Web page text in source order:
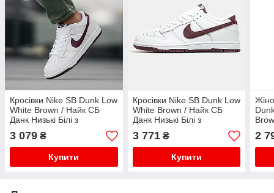
Кросівки Nike SB Dunk Low
White Brown / Найк СБ
Данк Низькі Білі з
Коричневим
3 079 ₴
Купити
Кросівки Nike SB Dunk Low
White Brown / Найк СБ
Данк Низькі Білі з
Коричневим
3 771₴
Купити
2